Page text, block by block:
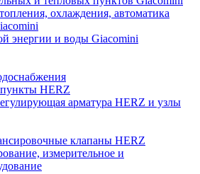
охлаждения, автоматика
энергии и воды Giacomini
HERZ
арматура HERZ и узлы
клапаны HERZ
измерительное и